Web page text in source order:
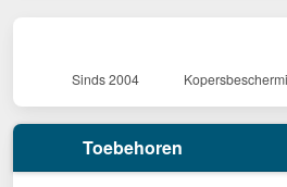
Sinds 2004
Toebehoren